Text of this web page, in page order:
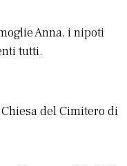
Anna, i nipoti
tutti.
del Cimitero di